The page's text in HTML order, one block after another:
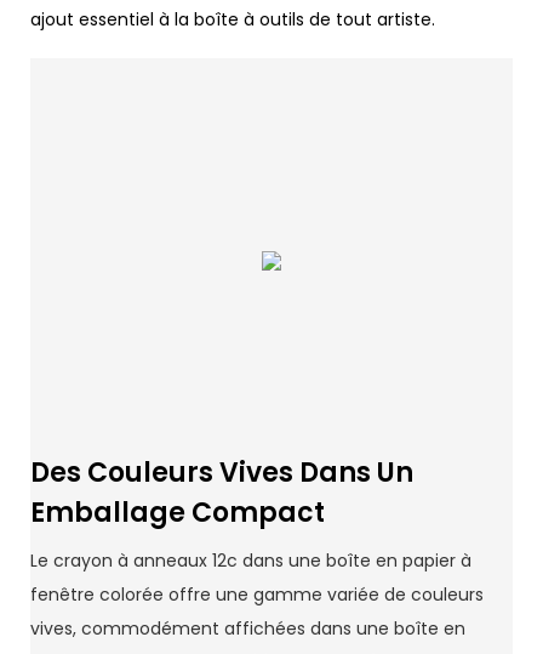
ajout essentiel à la boîte à outils de tout artiste.
Des Couleurs Vives Dans Un
Emballage Compact
Le crayon à anneaux 12c dans une boîte en papier à
fenêtre colorée offre une gamme variée de couleurs
vives, commodément affichées dans une boîte en